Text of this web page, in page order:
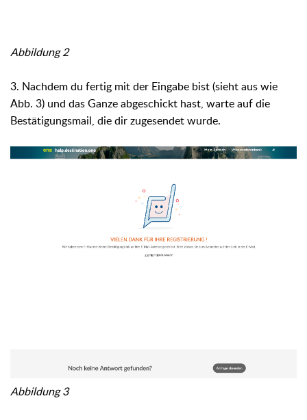
Abbildung 2
3. Nachdem du fertig mit der Eingabe bist (sieht aus wie
Abb. 3) und das Ganze abgeschickt hast, warte auf die
Bestätigungsmail, die dir zugesendet wurde.
Abbildung 3